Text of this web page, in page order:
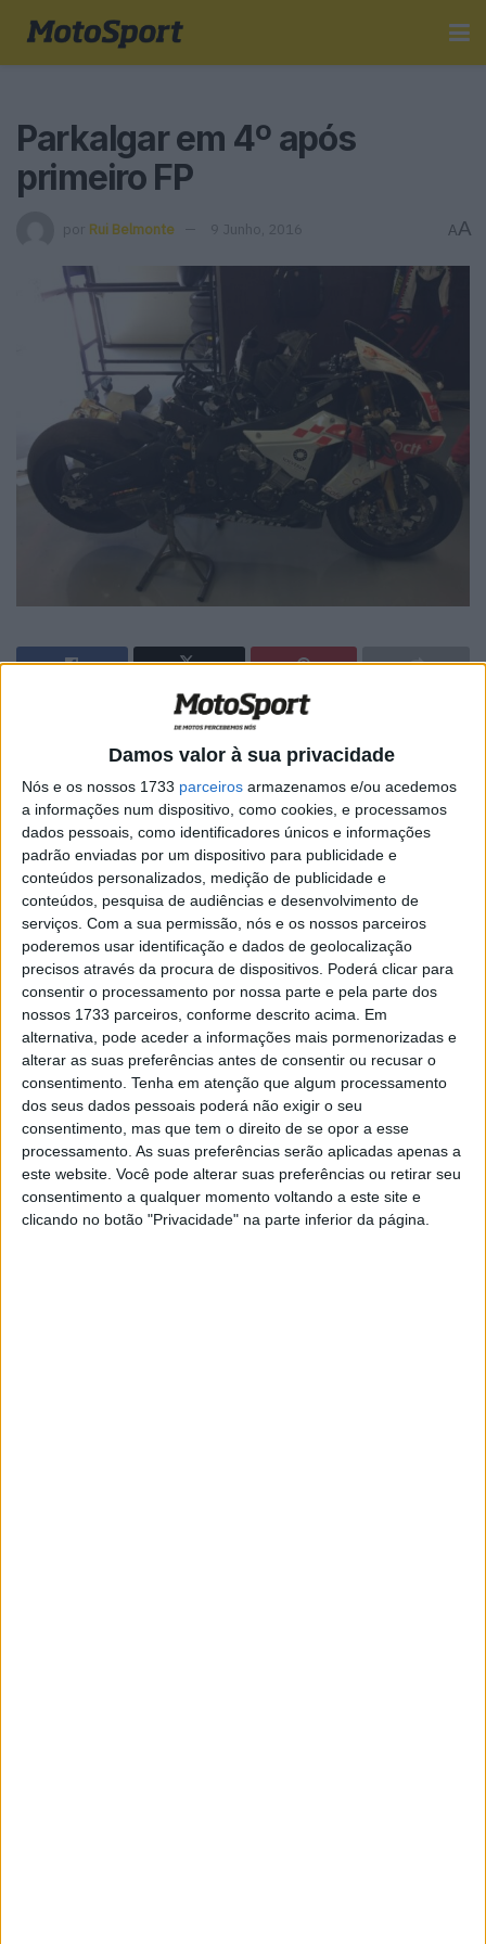
Damos valor à sua privacidade
Nós e os nossos 1733 parceiros armazenamos e/ou acedemos
a informações num dispositivo, como cookies, e processamos
dados pessoais, como identificadores únicos e informações
padrão enviadas por um dispositivo para publicidade e
conteúdos personalizados, medição de publicidade e
conteúdos, pesquisa de audiências e desenvolvimento de
serviços. Com a sua permissão, nós e os nossos parceiros
poderemos usar identificação e dados de geolocalização
precisos através da procura de dispositivos. Poderá clicar para
consentir o processamento por nossa parte e pela parte dos
nossos 1733 parceiros, conforme descrito acima. Em
alternativa, pode aceder a informações mais pormenorizadas e
alterar as suas preferências antes de consentir ou recusar o
consentimento. Tenha em atenção que algum processamento
dos seus dados pessoais poderá não exigir o seu
consentimento, mas que tem o direito de se opor a esse
processamento. As suas preferências serão aplicadas apenas a
este website. Você pode alterar suas preferências ou retirar seu
consentimento a qualquer momento voltando a este site e
clicando no botão "Privacidade" na parte inferior da página.
Parkalgar em 4º após
primeiro FP
por Rui Belmonte 9 Junho, 2016 AA
🔊 Ouvir artigo
No final das duas primeiras horas de treinos livres para
as 12 Horas de Portimão a equipa da Parkalgar Racing
Team ocupa a quarta posição entre as 28 equipas que
estão em pista. Miguel Oliveira, Miguel Praia e Matthieu
Lussiana iniciaram o dia com o objectivo de cumprir mais
uma série de quilómetros e voltas aos comandos da
moto destinada à corrida e no final da sessão ficaram a
pouco mais de um segundo do melhor tempo conseguido
pelos japoneses da FCC aos comandos de uma Honda
CBR 1000RR que é um verdadeiro laboratório e bastante
diferente por exemplo da moto da Honda TT Legends.
A sessão ficou no entanto marcada por uma queda de
Miguel Oliveira que deixou a Yamaha R1 bastante
maltratada e a necessitar de cuidados intensivos por
parte dos técnicos da equipa que em conjunto com a
YART iniciaram de imediato o processo de recuperação da
moto com vista às sessões de treinos cronometrados a